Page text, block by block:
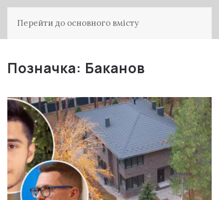
Перейти до основного вмісту
Позначка: Баканов